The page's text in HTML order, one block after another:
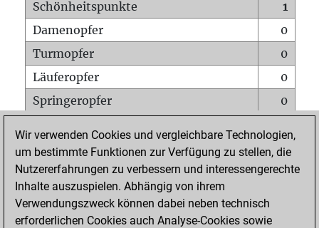
Schönheitspunkte
1
Damenopfer
0
Turmopfer
0
Läuferopfer
0
Springeropfer
0
Matt auf vollem Brett
0
Bauer setzt Matt
0
Erstickte Matts
Unterverwandlungen
Wir verwenden Cookies und vergleichbare Technologien,
um bestimmte Funktionen zur Verfügung zu stellen, die
Nutzererfahrungen zu verbessern und interessengerechte
Inhalte auszuspielen. Abhängig von ihrem
Verwendungszweck können dabei neben technisch
erforderlichen Cookies auch Analyse-Cookies sowie